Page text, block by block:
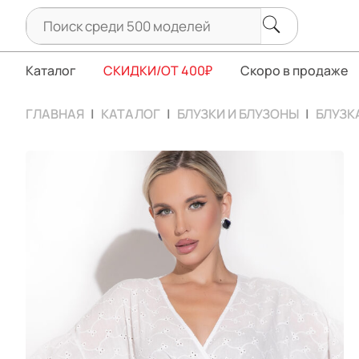
Каталог СКИДКИ/ОТ 400₽ Скоро в продаже
ГЛАВНАЯ КАТАЛОГ БЛУЗКИ И БЛУЗОНЫ